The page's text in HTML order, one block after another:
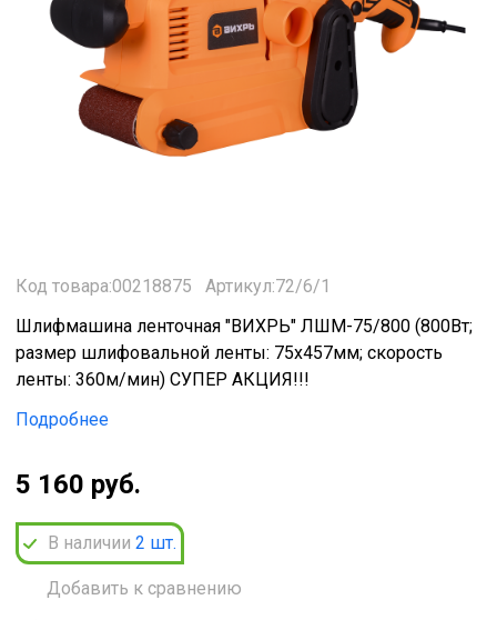
Код товара:00218875
Артикул:72/6/1
Шлифмашина ленточная "ВИХРЬ" ЛШМ-75/800 (800Вт;
размер шлифовальной ленты: 75х457мм; скорость
ленты: 360м/мин) СУПЕР АКЦИЯ!!!
Подробнее
5 160 руб.
В наличии 2 шт.
Добавить к сравнению